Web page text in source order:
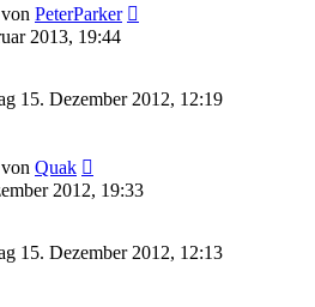
von PeterParker
2013, 19:44
15. Dezember 2012, 12:19
von Quak
2012, 19:33
15. Dezember 2012, 12:13